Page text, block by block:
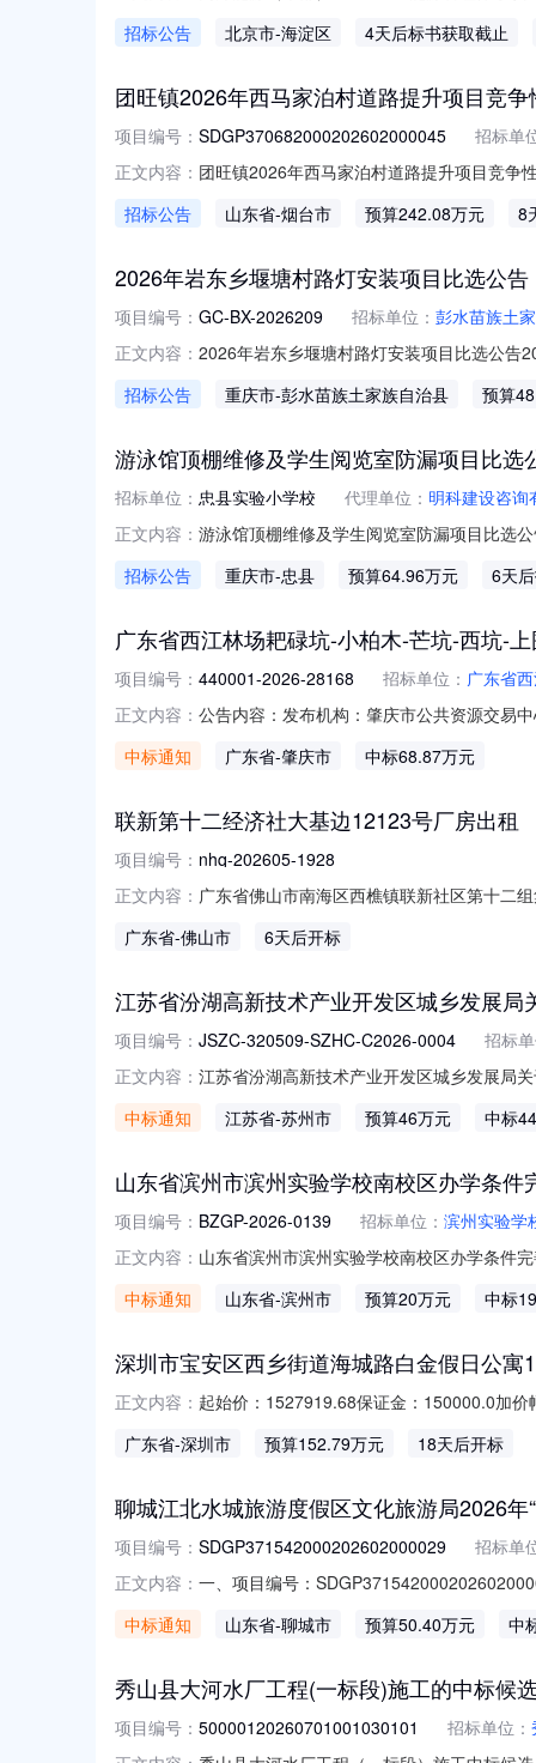
招标公告
北京市-海淀区 4天后标书获取截止
团旺镇2026年西马家泊村道路提升项目竞
项目编号： SDGP370682000202602000045
招标单
正文内容： 团旺镇2026年西马家泊村道路提升项目竞争
称：团旺镇2026年西马家泊村道路提升项
招标公告 山东省-烟台市 预算242.08万元 8
2026年岩东乡堰塘村路灯安装项目比选公告
项目编号： GC-BX-2026209 招标单位： 彭水苗族土
正文内容： 2026年岩东乡堰塘村路灯安装项目比选公告
付资金。本项目已具备比选条件，现对该
招标公告 重庆市-彭水苗族土家族自治县 预算
游泳馆顶棚维修及学生阅览室防漏项目比选
招标单位： 忠县实验小学校 代理单位： 明科建设咨询
正文内容： 游泳馆顶棚维修及学生阅览室防漏项目比选
项目概况与比选范围2.1建设地点：忠县实
招标公告 重庆市-忠县 预算64.96万元 6天
广东省西江林场耙碌坑-小柏木-芒坑-西坑-
项目编号： 440001-2026-28168 招标单位： 广东省
正文内容： 公告内容：发布机构：肇庆市公共资源交易
工程三、采购结果合同包1(东江-桃溪-冷水-
中标通知 广东省-肇庆市 中标68.87万元
联新第十二经济社大基边12123号厂房出租
项目编号： nhq-202605-1928
正文内容： 广东省佛山市南海区西樵镇联新社区第十二
目，由项目权属人直接与特定意向人公开协
广东省-佛山市 6天后开标
江苏省汾湖高新技术产业开发区城乡发展
项目编号： JSZC-320509-SZHC-C2026-0004
招标
正文内容： 江苏省汾湖高新技术产业开发区城乡发展局
水乡物业管理有限公司
中标通知 江苏省-苏州市 预算46万元 中标
山东省滨州市滨州实验学校南校区办学条
项目编号： BZGP-2026-0139 招标单位： 滨州实验学
正文内容： 山东省滨州市滨州实验学校南校区办学条件
号采购内容供应商名称地址中标品牌中标
中标通知 山东省-滨州市 预算20万元 中标
深圳市宝安区西乡街道海城路白金假日公寓
正文内容： 起始价：1527919.68保证金：150000.0加
人民法院京东网司法拍卖网络平台上进行公
广东省-深圳市 预算152.79万元 18天后开标
聊城江北水城旅游度假区文化旅游局2026
项目编号： SDGP371542000202602000029
招标单
正文内容： 一、项目编号：
金额评审总得分阳谷县金声戏剧有限公司
中标通知 山东省-聊城市 预算50.40万元 中
秀山县大河水厂工程(一标段)施工的中标候
项目编号： 50000120260701001030101 招标单位：